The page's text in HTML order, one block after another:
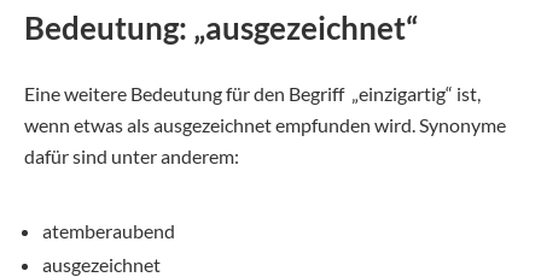
Bedeutung: „ausgezeichnet“
Eine weitere Bedeutung für den Begriff „einzigartig“ ist,
wenn etwas als ausgezeichnet empfunden wird. Synonyme
dafür sind unter anderem:
atemberaubend
ausgezeichnet